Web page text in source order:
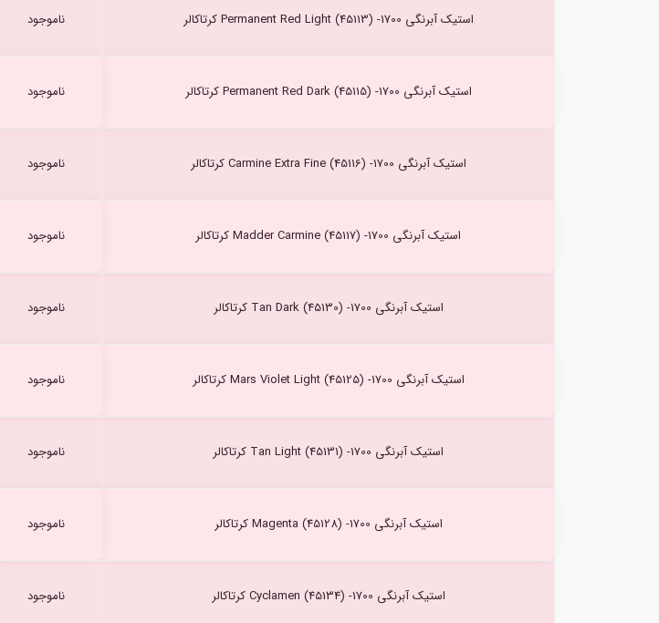
استیک آبرنگی Permanent Red Light (45113) -1700 کرتاکالر ناموجود
استیک آبرنگی Permanent Red Dark (45115) -1700 کرتاکالر ناموجود
استیک آبرنگی Carmine Extra Fine (45116) -1700 کرتاکالر ناموجود
استیک آبرنگی Madder Carmine (45117) -1700 کرتاکالر ناموجود
استیک آبرنگی Tan Dark (45130) -1700 کرتاکالر ناموجود
استیک آبرنگی Mars Violet Light (45125) -1700 کرتاکالر ناموجود
استیک آبرنگی Tan Light (45131) -1700 کرتاکالر ناموجود
استیک آبرنگی Magenta (45128) -1700 کرتاکالر ناموجود
استیک آبرنگی Cyclamen (45134) -1700 کرتاکالر ناموجود